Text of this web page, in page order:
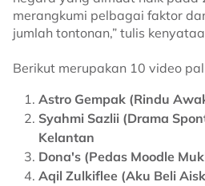
merangkumi pelbagai faktor
jumlah tontonan,” tulis
Berikut merupakan 10 video
Astro Gempak (Rindu
Syahmi Sazlii (Drama
Kelantan
Dona's (Pedas Moodle
Aqil Zulkiflee (Aku Beli